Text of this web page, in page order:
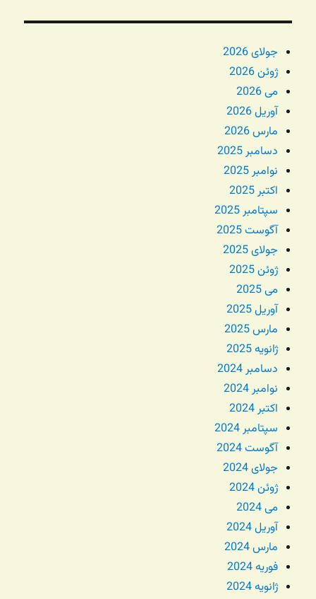
جولای 2026
ژوئن 2026
می 2026
آوریل 2026
مارس 2026
دسامبر 2025
نوامبر 2025
اکتبر 2025
سپتامبر 2025
آگوست 2025
جولای 2025
ژوئن 2025
می 2025
آوریل 2025
مارس 2025
ژانویه 2025
دسامبر 2024
نوامبر 2024
اکتبر 2024
سپتامبر 2024
آگوست 2024
جولای 2024
ژوئن 2024
می 2024
آوریل 2024
مارس 2024
فوریه 2024
ژانویه 2024